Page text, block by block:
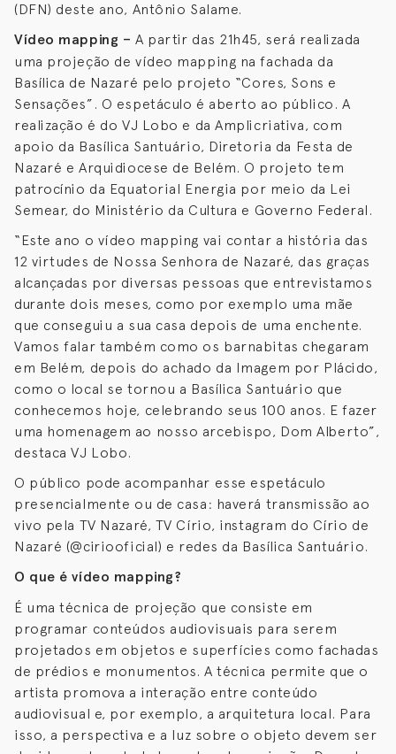
(DFN) deste ano, Antônio Salame.
Vídeo mapping – A partir das 21h45, será realizada
uma projeção de vídeo mapping na fachada da
Basílica de Nazaré pelo projeto “Cores, Sons e
Sensações”. O espetáculo é aberto ao público. A
realização é do VJ Lobo e da Amplicriativa, com
apoio da Basílica Santuário, Diretoria da Festa de
Nazaré e Arquidiocese de Belém. O projeto tem
patrocínio da Equatorial Energia por meio da Lei
Semear, do Ministério da Cultura e Governo Federal.
“Este ano o vídeo mapping vai contar a história das
12 virtudes de Nossa Senhora de Nazaré, das graças
alcançadas por diversas pessoas que entrevistamos
durante dois meses, como por exemplo uma mãe
que conseguiu a sua casa depois de uma enchente.
Vamos falar também como os barnabitas chegaram
em Belém, depois do achado da Imagem por Plácido,
como o local se tornou a Basílica Santuário que
conhecemos hoje, celebrando seus 100 anos. E fazer
uma homenagem ao nosso arcebispo, Dom Alberto”,
destaca VJ Lobo.
O público pode acompanhar esse espetáculo
presencialmente ou de casa: haverá transmissão ao
vivo pela TV Nazaré, TV Círio, instagram do Círio de
Nazaré (@ciriooficial) e redes da Basílica Santuário.
O que é vídeo mapping?
É uma técnica de projeção que consiste em
programar conteúdos audiovisuais para serem
projetados em objetos e superfícies como fachadas
de prédios e monumentos. A técnica permite que o
artista promova a interação entre conteúdo
audiovisual e, por exemplo, a arquitetura local. Para
isso, a perspectiva e a luz sobre o objeto devem ser